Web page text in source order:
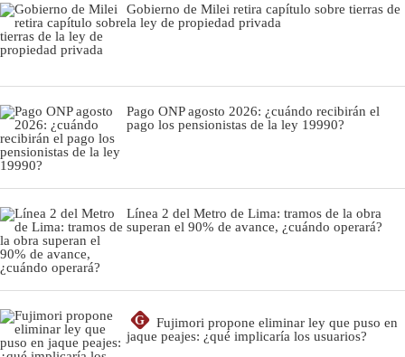
Gobierno de Milei retira capítulo sobre tierras de
la ley de propiedad privada
Pago ONP agosto 2026: ¿cuándo recibirán el
pago los pensionistas de la ley 19990?
Línea 2 del Metro de Lima: tramos de la obra
superan el 90% de avance, ¿cuándo operará?
G
Fujimori propone eliminar ley que puso en
jaque peajes: ¿qué implicaría los usuarios?